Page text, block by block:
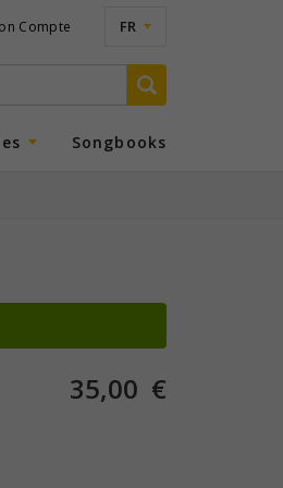
Compte FR
Songbooks
35,00 €